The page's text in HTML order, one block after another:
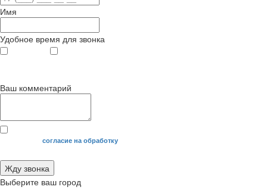
Имя
Удобное время для звонка
Ваш комментарий
Я даю своесогласие на обработку
Жду звонка
Выберите ваш город